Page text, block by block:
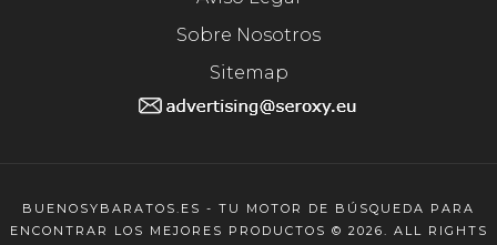
Sobre Nosotros
Sitemap
BUENOSYBARATOS.ES - TU MOTOR DE BÚSQUEDA PARA
ENCONTRAR LOS MEJORES PRODUCTOS © 2026. ALL RIGHTS